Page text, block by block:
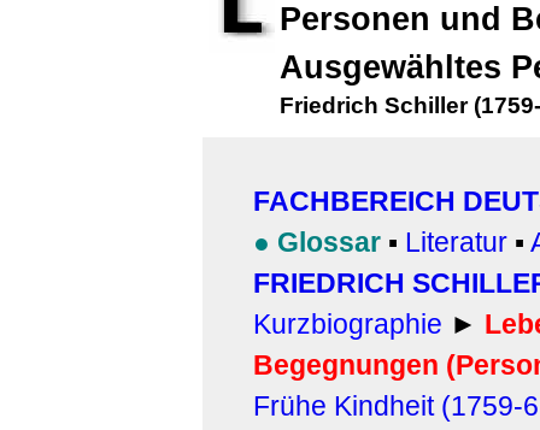
Personen und
Ausgewähltes
Friedrich Schiller
FACHBEREICH
● Glossar ▪ Literatur ▪
FRIEDRICH
Kurzbiographie ►
Begegnungen
Frühe Kindheit (1759-